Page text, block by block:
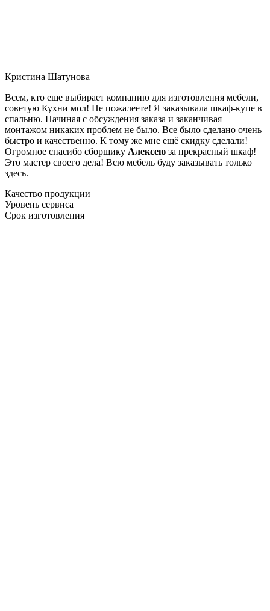
Кристина Шатунова
Всем, кто еще выбирает компанию для изготовления мебели,
советую Кухни мол! Не пожалеете! Я заказывала шкаф-купе в
спальню. Начиная с обсуждения заказа и заканчивая
монтажом никаких проблем не было. Все было сделано очень
быстро и качественно. К тому же мне ещё скидку сделали!
Огромное спасибо сборщику Алексею за прекрасный шкаф!
Это мастер своего дела! Всю мебель буду заказывать только
здесь.
Качество продукции
Уровень сервиса
Срок изготовления